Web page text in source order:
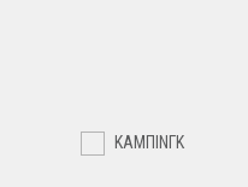
ΚΑΜΠΙΝΓΚ